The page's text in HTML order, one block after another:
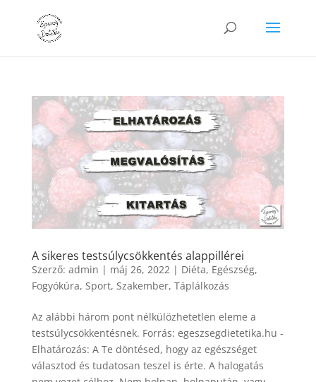
A sikeres testsúlycsökkentés alappillérei
Szerző: admin | máj 26, 2022 | Diéta, Egészség,
Fogyókúra, Sport, Szakember, Táplálkozás
Az alábbi három pont nélkülözhetetlen eleme a
testsúlycsökkentésnek. Forrás: egeszsegdietetika.hu -
Elhatározás: A Te döntésed, hogy az egészséget
választod és tudatosan teszel is érte. A halogatás